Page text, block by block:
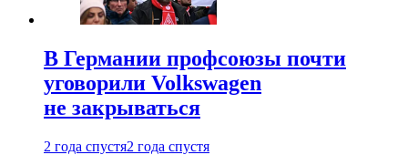
В Германии профсоюзы почти
уговорили Volkswagen
не закрываться
2 года спустя2 года спустя